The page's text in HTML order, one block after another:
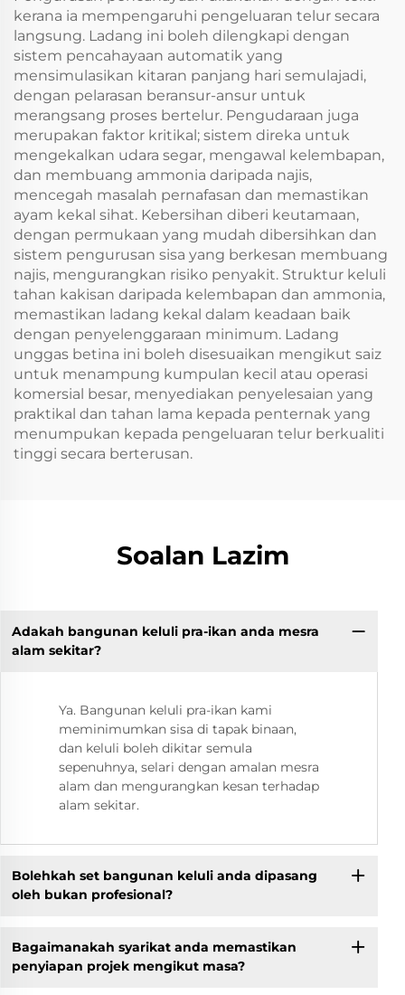
kerana ia mempengaruhi pengeluaran telur secara
langsung. Ladang ini boleh dilengkapi dengan
sistem pencahayaan automatik yang
mensimulasikan kitaran panjang hari semulajadi,
dengan pelarasan beransur-ansur untuk
merangsang proses bertelur. Pengudaraan juga
merupakan faktor kritikal; sistem direka untuk
mengekalkan udara segar, mengawal kelembapan,
dan membuang ammonia daripada najis,
mencegah masalah pernafasan dan memastikan
ayam kekal sihat. Kebersihan diberi keutamaan,
dengan permukaan yang mudah dibersihkan dan
sistem pengurusan sisa yang berkesan membuang
najis, mengurangkan risiko penyakit. Struktur keluli
tahan kakisan daripada kelembapan dan ammonia,
memastikan ladang kekal dalam keadaan baik
dengan penyelenggaraan minimum. Ladang
unggas betina ini boleh disesuaikan mengikut saiz
untuk menampung kumpulan kecil atau operasi
komersial besar, menyediakan penyelesaian yang
praktikal dan tahan lama kepada penternak yang
menumpukan kepada pengeluaran telur berkualiti
tinggi secara berterusan.
Soalan Lazim
Adakah bangunan keluli pra-ikan anda mesra
alam sekitar?
Ya. Bangunan keluli pra-ikan kami
meminimumkan sisa di tapak binaan,
dan keluli boleh dikitar semula
sepenuhnya, selari dengan amalan mesra
alam dan mengurangkan kesan terhadap
alam sekitar.
Bolehkah set bangunan keluli anda dipasang
oleh bukan profesional?
Bagaimanakah syarikat anda memastikan
penyiapan projek mengikut masa?